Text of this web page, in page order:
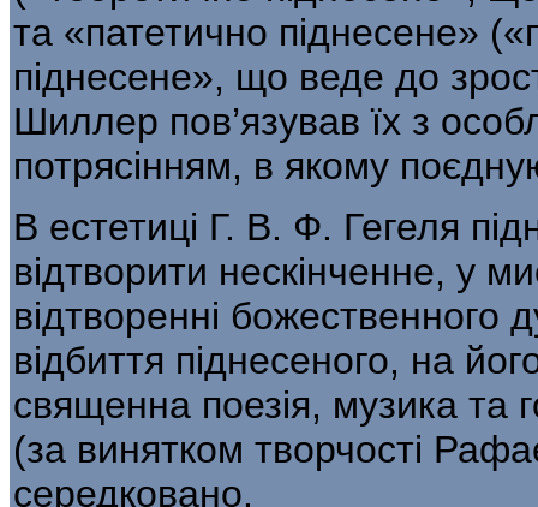
та «патетично піднесене»
піднесене», що веде до
Шиллер пов’язував їх з
потрясінням, в яко­му
В естетиці Г. В. Ф. Гегеля
відтво­рити нескінченне, у
відтворенні
відбиття піднесеного, на
священна поезія, музика та
(за винятком творчості
середковано.